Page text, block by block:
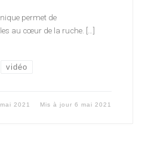
permet de
au cœur de la ruche. […]
vidéo
2021 Mis à jour6 mai 2021